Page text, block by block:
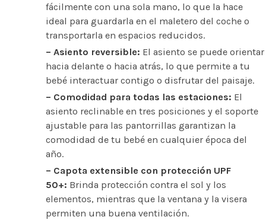
fácilmente con una sola mano, lo que la hace
ideal para guardarla en el maletero del coche o
transportarla en espacios reducidos.
– Asiento reversible: El asiento se puede orientar
hacia delante o hacia atrás, lo que permite a tu
bebé interactuar contigo o disfrutar del paisaje.
– Comodidad para todas las estaciones: El
asiento reclinable en tres posiciones y el soporte
ajustable para las pantorrillas garantizan la
comodidad de tu bebé en cualquier época del
año.
– Capota extensible con protección UPF
50+: Brinda protección contra el sol y los
elementos, mientras que la ventana y la visera
permiten una buena ventilación.